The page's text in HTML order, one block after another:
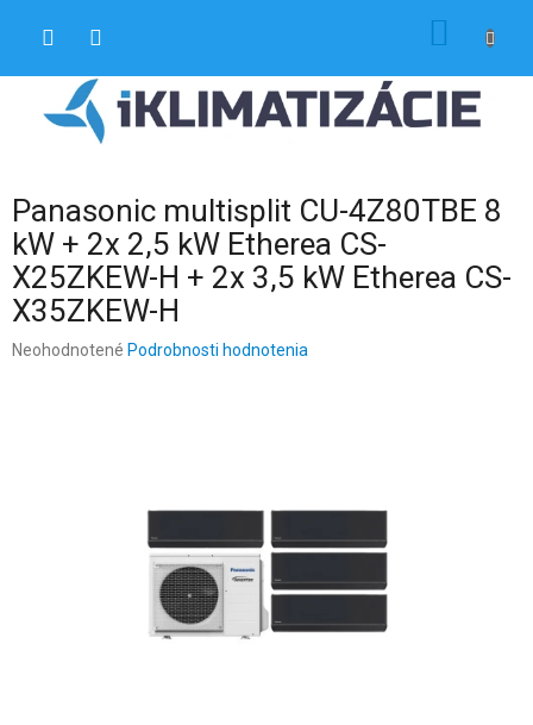
Panasonic multisplit CU-4Z80TBE 8
kW + 2x 2,5 kW Etherea CS-
X25ZKEW-H + 2x 3,5 kW Etherea CS-
X35ZKEW-H
Priemerné
Neohodnotené Podrobnosti hodnotenia